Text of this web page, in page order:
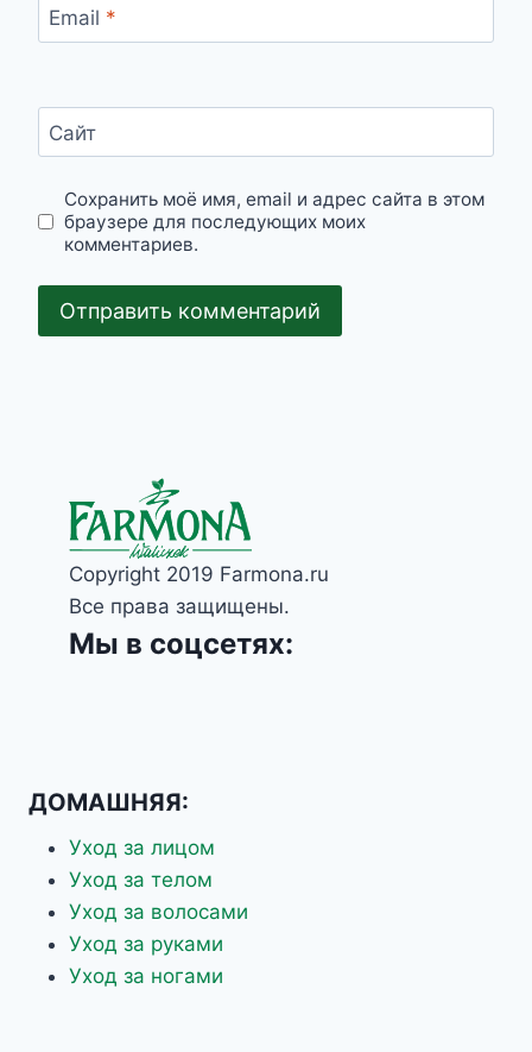
Email *
Сайт
Сохранить моё имя, email и адрес сайта в этом
браузере для последующих моих
комментариев.
Copyright 2019 Farmona.ru
Все права защищены.
Мы в соцсетях:
ДОМАШНЯЯ:
Уход за лицом
Уход за телом
Уход за волосами
Уход за руками
Уход за ногами